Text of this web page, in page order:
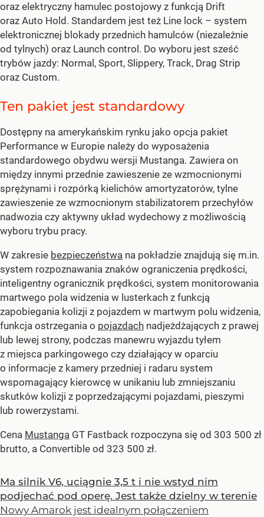
oraz elektryczny hamulec postojowy z funkcją Drift
oraz Auto Hold. Standardem jest też Line lock – system
elektronicznej blokady przednich hamulców (niezależnie
od tylnych) oraz Launch control. Do wyboru jest sześć
trybów jazdy: Normal, Sport, Slippery, Track, Drag Strip
oraz Custom.
Ten pakiet jest standardowy
Dostępny na amerykańskim rynku jako opcja pakiet
Performance w Europie należy do wyposażenia
standardowego obydwu wersji Mustanga. Zawiera on
między innymi przednie zawieszenie ze wzmocnionymi
sprężynami i rozpórką kielichów amortyzatorów, tylne
zawieszenie ze wzmocnionym stabilizatorem przechyłów
nadwozia czy aktywny układ wydechowy z możliwością
wyboru trybu pracy.
W zakresie bezpieczeństwa na pokładzie znajdują się m.in.
system rozpoznawania znaków ograniczenia prędkości,
inteligentny ogranicznik prędkości, system monitorowania
martwego pola widzenia w lusterkach z funkcją
zapobiegania kolizji z pojazdem w martwym polu widzenia,
funkcja ostrzegania o pojazdach nadjeżdżających z prawej
lub lewej strony, podczas manewru wyjazdu tyłem
z miejsca parkingowego czy działający w oparciu
o informacje z kamery przedniej i radaru system
wspomagający kierowcę w unikaniu lub zmniejszaniu
skutków kolizji z poprzedzającymi pojazdami, pieszymi
lub rowerzystami.
Cena Mustanga GT Fastback rozpoczyna się od 303 500 zł
brutto, a Convertible od 323 500 zł.
Ma silnik V6, uciągnie 3,5 t i nie wstyd nim
podjechać pod operę. Jest także dzielny w terenie
Nowy Amarok jest idealnym połączeniem